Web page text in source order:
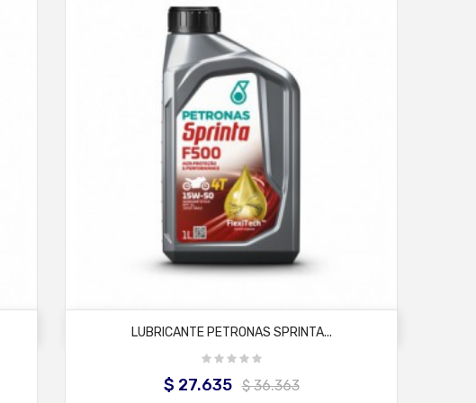
AÑADIR AL CARRITO
LUBRICANTE PETRONAS SPRINTA...
Precio
$ 27.635
Precio
$ 36.363